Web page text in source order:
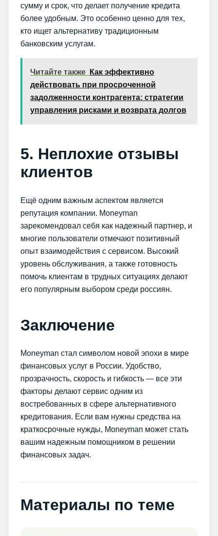
сумму и срок, что делает получение кредита
более удобным. Это особенно ценно для тех,
кто ищет альтернативу традиционным
банковским услугам.
Читайте также
Как эффективно
действовать при просроченной
задолженности контрагента: стратегии
управления рисками и возврата долгов
5. Неплохие отзывы
клиентов
Ещё одним важным аспектом является
репутация компании. Moneyman
зарекомендовал себя как надежный партнер, и
многие пользователи отмечают позитивный
опыт взаимодействия с сервисом. Высокий
уровень обслуживания, а также готовность
помочь клиентам в трудных ситуациях делают
его популярным выбором среди россиян.
Заключение
Moneyman стал символом новой эпохи в мире
финансовых услуг в России. Удобство,
прозрачность, скорость и гибкость — все эти
факторы делают сервис одним из
востребованных в сфере альтернативного
кредитования. Если вам нужны средства на
краткосрочные нужды, Moneyman может стать
вашим надежным помощником в решении
финансовых задач.
Материалы по теме